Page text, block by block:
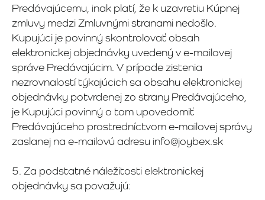
Predávajúcemu, inak platí, že k uzavretiu Kúpnej
zmluvy medzi Zmluvnými stranami nedošlo.
Kupujúci je povinný skontrolovať obsah
elektronickej objednávky uvedený v e-mailovej
správe Predávajúcim. V prípade zistenia
nezrovnalostí týkajúcich sa obsahu elektronickej
objednávky potvrdenej zo strany Predávajúceho,
je Kupujúci povinný o tom upovedomiť
Predávajúceho prostredníctvom e-mailovej správy
zaslanej na e-mailovú adresu info@joybex.sk
5. Za podstatné náležitosti elektronickej
objednávky sa považujú: